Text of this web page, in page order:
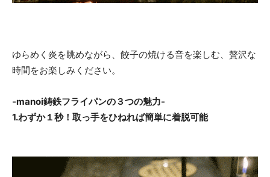
ゆらめく炎を眺めながら、餃子の焼ける音を楽しむ、贅沢な
時間をお楽しみください。
-manoi鋳鉄フライパンの３つの魅力-
1.わずか１秒！取っ手をひねれば簡単に着脱可能